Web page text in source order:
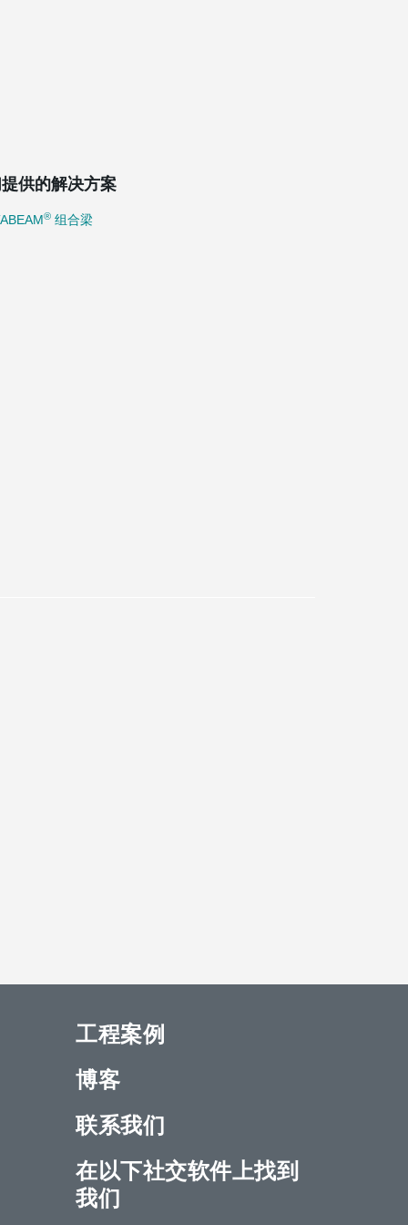
供的解决方案
® 组合梁
工程案例
博客
联系我们
在以下社交软件上找到
我们